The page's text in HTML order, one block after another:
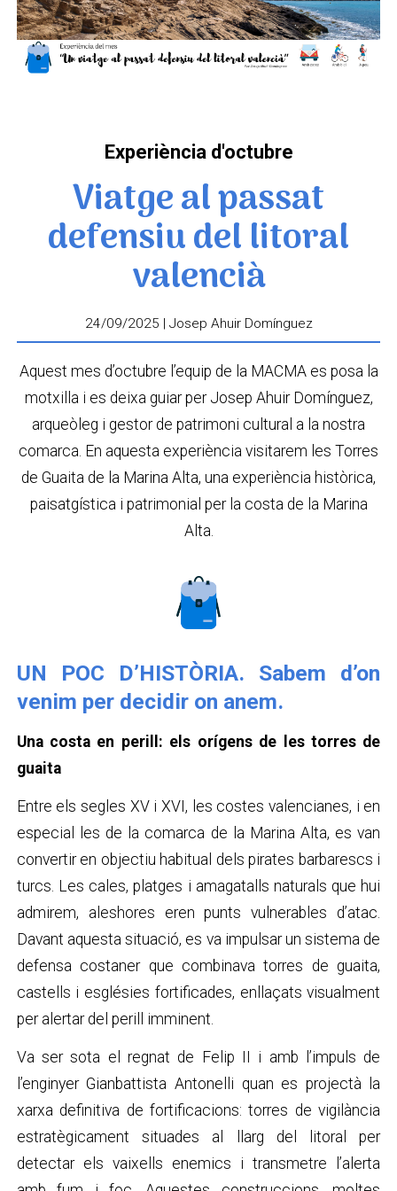
Experiència d'octubre
Viatge al passat
defensiu del litoral
valencià
24/09/2025 | Josep Ahuir Domínguez
Aquest mes d’octubre l’equip de la MACMA es posa la
motxilla i es deixa guiar per Josep Ahuir Domínguez,
arqueòleg i gestor de patrimoni cultural a la nostra
comarca. En aquesta experiència visitarem les Torres
de Guaita de la Marina Alta, una experiència històrica,
paisatgística i patrimonial per la costa de la Marina
Alta.
UN POC D’HISTÒRIA. Sabem d’on
venim per decidir on anem.
Una costa en perill: els orígens de les torres de
guaita
Entre els segles XV i XVI, les costes valencianes, i en
especial les de la comarca de la Marina Alta, es van
convertir en objectiu habitual dels pirates barbarescs i
turcs. Les cales, platges i amagatalls naturals que hui
admirem, aleshores eren punts vulnerables d’atac.
Davant aquesta situació, es va impulsar un sistema de
defensa costaner que combinava torres de guaita,
castells i esglésies fortificades, enllaçats visualment
per alertar del perill imminent.
Va ser sota el regnat de Felip II i amb l’impuls de
l’enginyer Gianbattista Antonelli quan es projectà la
xarxa definitiva de fortificacions: torres de vigilància
estratègicament situades al llarg del litoral per
detectar els vaixells enemics i transmetre l’alerta